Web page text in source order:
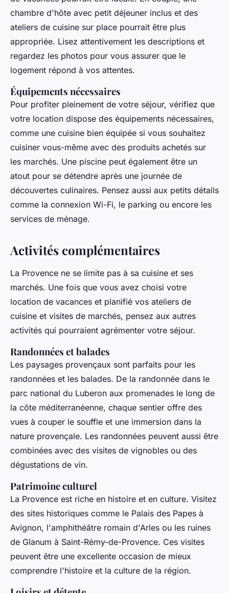
chambre d'hôte avec petit déjeuner inclus et des
ateliers de cuisine sur place pourrait être plus
appropriée. Lisez attentivement les descriptions et
regardez les photos pour vous assurer que le
logement répond à vos attentes.
Équipements nécessaires
Pour profiter pleinement de votre séjour, vérifiez que
votre location dispose des équipements nécessaires,
comme une cuisine bien équipée si vous souhaitez
cuisiner vous-même avec des produits achetés sur
les marchés. Une piscine peut également être un
atout pour se détendre après une journée de
découvertes culinaires. Pensez aussi aux petits détails
comme la connexion Wi-Fi, le parking ou encore les
services de ménage.
Activités complémentaires
La Provence ne se limite pas à sa cuisine et ses
marchés. Une fois que vous avez choisi votre
location de vacances et planifié vos ateliers de
cuisine et visites de marchés, pensez aux autres
activités qui pourraient agrémenter votre séjour.
Randonnées et balades
Les paysages provençaux sont parfaits pour les
randonnées et les balades. De la randonnée dans le
parc national du Luberon aux promenades le long de
la côte méditerranéenne, chaque sentier offre des
vues à couper le souffle et une immersion dans la
nature provençale. Les randonnées peuvent aussi être
combinées avec des visites de vignobles ou des
dégustations de vin.
Patrimoine culturel
La Provence est riche en histoire et en culture. Visitez
des sites historiques comme le Palais des Papes à
Avignon, l'amphithéâtre romain d'Arles ou les ruines
de Glanum à Saint-Rémy-de-Provence. Ces visites
peuvent être une excellente occasion de mieux
comprendre l'histoire et la culture de la région.